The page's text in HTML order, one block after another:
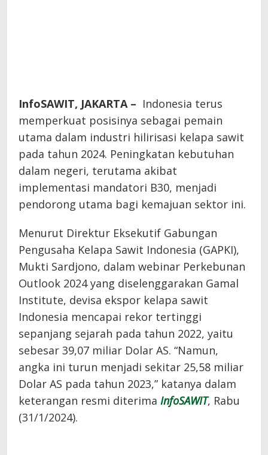
InfoSAWIT, JAKARTA – Indonesia terus
memperkuat posisinya sebagai pemain
utama dalam industri hilirisasi kelapa sawit
pada tahun 2024. Peningkatan kebutuhan
dalam negeri, terutama akibat
implementasi mandatori B30, menjadi
pendorong utama bagi kemajuan sektor ini.
Menurut Direktur Eksekutif Gabungan
Pengusaha Kelapa Sawit Indonesia (GAPKI),
Mukti Sardjono, dalam webinar Perkebunan
Outlook 2024 yang diselenggarakan Gamal
Institute, devisa ekspor kelapa sawit
Indonesia mencapai rekor tertinggi
sepanjang sejarah pada tahun 2022, yaitu
sebesar 39,07 miliar Dolar AS. “Namun,
angka ini turun menjadi sekitar 25,58 miliar
Dolar AS pada tahun 2023,” katanya dalam
keterangan resmi diterima InfoSAWIT, Rabu
(31/1/2024).